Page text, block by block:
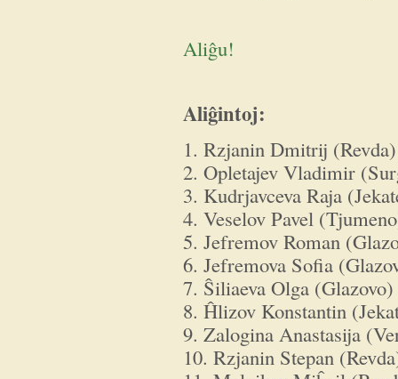
Aliĝu!
Aliĝintoj:
1. Rzjanin Dmitrij (Revda)
2. Opletajev Vladimir
3. Kudrjavceva Raja
4. Veselov Pavel
5. Jefremov Roman
6. Jefremova Sofia
7. Ŝiliaeva Olga (Glazovo)
8. Ĥlizov Konstantin
9. Zalogina Anastasija
10. Rzjanin Stepan